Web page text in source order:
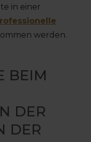
in einer
werden.
BEIM
DER
DER